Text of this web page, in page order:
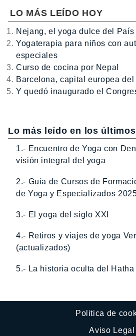
LO MÁS LEÍDO HOY
Nejang, el yoga dulce del
Yogaterapia para niños con
especiales
Curso de cocina por Nepal
Barcelona, capital europea
Y quedó inaugurado el
Lo más leído en los
1.- Encuentro de Yoga con
visión integral del yoga
2.- Guía de Cursos de
de Yoga y Especializados
3.- El yoga del siglo XXI
4.- Retiros y viajes de yoga
(actualizados)
5.- La historia oculta del Hatha
Politica de
Aviso Legal